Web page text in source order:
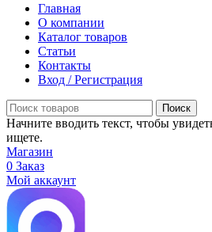
Главная
О компании
Каталог товаров
Статьи
Контакты
Вход / Регистрация
Поиск
Начните вводить текст, чтобы
ищете.
Магазин
0 Заказ
Мой аккаунт